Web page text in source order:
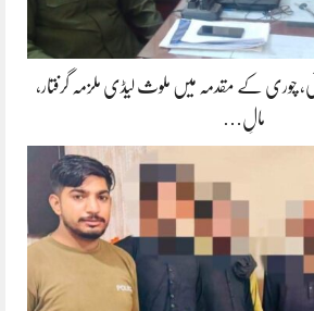
چوری کے مقدمہ میں ملوث لیڈی ملزمہ گرفتار،
مالِ…